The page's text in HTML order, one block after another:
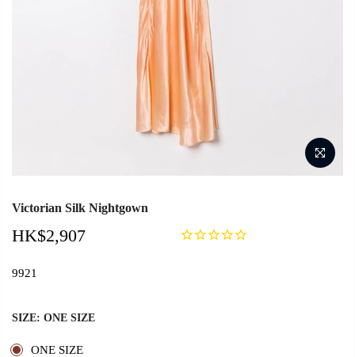
Victorian Silk Nightgown
HK$2,907
9921
SIZE: ONE SIZE
ONE SIZE